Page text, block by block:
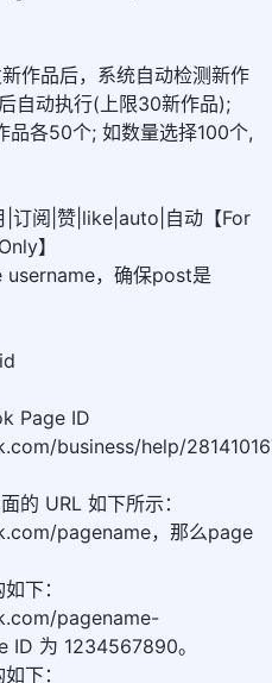
作品后，系统自动检测新作
自动执行(上限30新作品);
品各50个; 如数量选择100个,
订阅|赞|like|auto|自动【For
】
，确保post是
Page ID
business/help/
的 URL 如下所示：
pagename，那么page
下：
pagename-
为 1234567890。
下：